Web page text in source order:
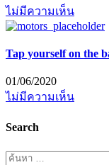
ไม่มีความเห็น
Tap yourself on the
01/06/2020
ไม่มีความเห็น
Search